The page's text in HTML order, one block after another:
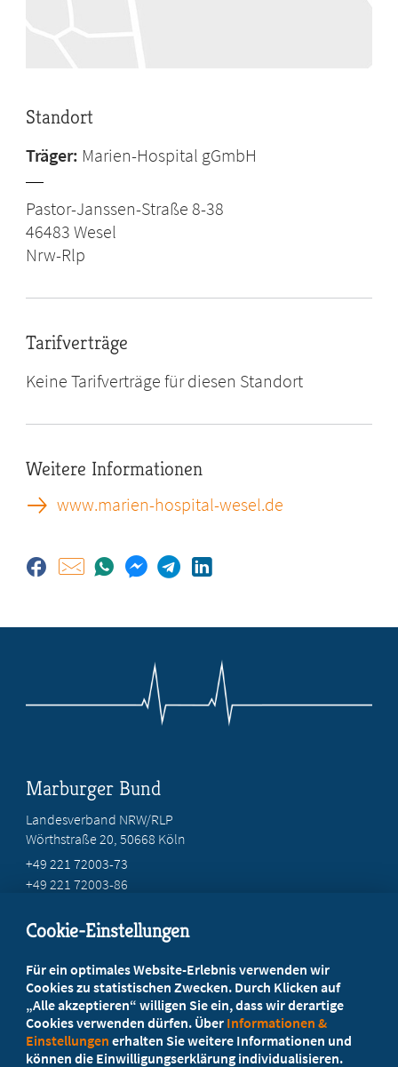
Standort
Träger: Marien-Hospital gGmbH
Pastor-Janssen-Straße 8-38
46483 Wesel
Nrw-Rlp
Tarifverträge
Keine Tarifverträge für diesen Standort
Weitere Informationen
www.marien-hospital-wesel.de
Marburger Bund
Landesverband NRW/RLP
Wörthstraße 20, 50668 Köln
+49 221 72003-73
+49 221 72003-86
Ihr Landesverband berät Sie!
Ansprechpartner
Cookie-Einstellungen
Für ein optimales Website-Erlebnis verwenden wir
Cookies zu statistischen Zwecken. Durch Klicken auf
„Alle akzeptieren“ willigen Sie ein, dass wir derartige
Cookies verwenden dürfen. Über Informationen &
Einstellungen erhalten Sie weitere Informationen und
können die Einwilligungserklärung individualisieren.